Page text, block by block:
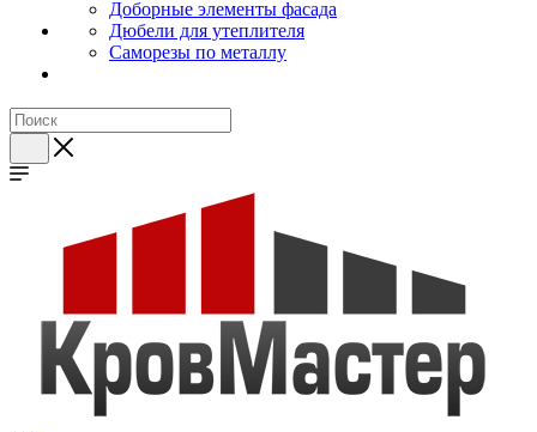
Доборные элементы фасада
Дюбели для утеплителя
Саморезы по металлу